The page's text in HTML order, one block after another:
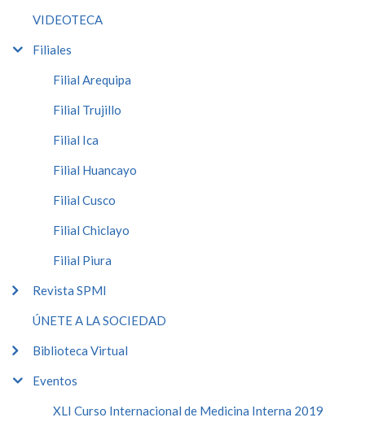
VIDEOTECA
Filiales
Filial Arequipa
Filial Trujillo
Filial Ica
Filial Huancayo
Filial Cusco
Filial Chiclayo
Filial Piura
Revista SPMI
ÚNETE A LA SOCIEDAD
Biblioteca Virtual
Eventos
XLI Curso Internacional de Medicina Interna 2019